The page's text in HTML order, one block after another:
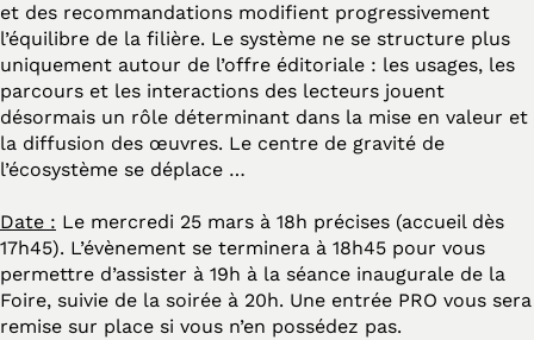
et des recommandations modifient progressivement
l’équilibre de la filière. Le système ne se structure plus
uniquement autour de l’offre éditoriale : les usages, les
parcours et les interactions des lecteurs jouent
désormais un rôle déterminant dans la mise en valeur et
la diffusion des œuvres. Le centre de gravité de
l’écosystème se déplace …
Date : Le mercredi 25 mars à 18h précises (accueil dès
17h45). L’évènement se terminera à 18h45 pour vous
permettre d’assister à 19h à la séance inaugurale de la
Foire, suivie de la soirée à 20h. Une entrée PRO vous sera
remise sur place si vous n’en possédez pas.